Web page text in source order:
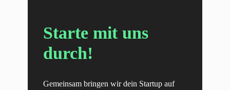
Starte mit uns
durch!
Gemeinsam bringen wir dein Startup auf